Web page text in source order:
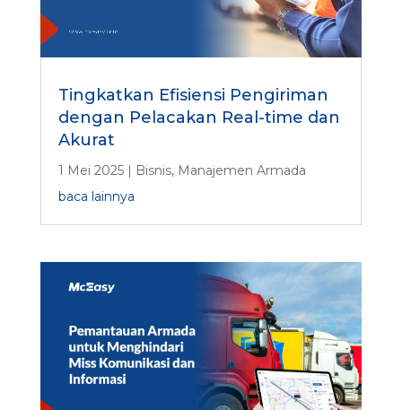
Tingkatkan Efisiensi Pengiriman
dengan Pelacakan Real-time dan
Akurat
1 Mei 2025| Bisnis, Manajemen Armada
baca lainnya